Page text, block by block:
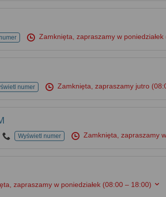
Zamknięta, zapraszamy w poniedziałek
numer Zamknięta, zapraszamy jutro
Wyświetl numer Zamknięta, zapraszamy
zapraszamy w poniedziałek (08:00 – 18:00)